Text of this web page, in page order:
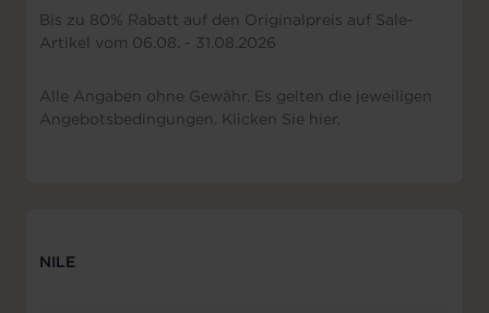
Bis zu 80% Rabatt auf den Originalpreis auf Sale-
Artikel vom 06.08. - 31.08.2026
Alle Angaben ohne Gewähr. Es gelten die jeweiligen
Angebotsbedingungen. Klicken Sie hier.
NILE